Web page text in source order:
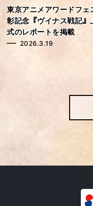
東京アニメアワードフ
彰記念『ヴイナス戦記
式のレポートを掲載
2026.3.19